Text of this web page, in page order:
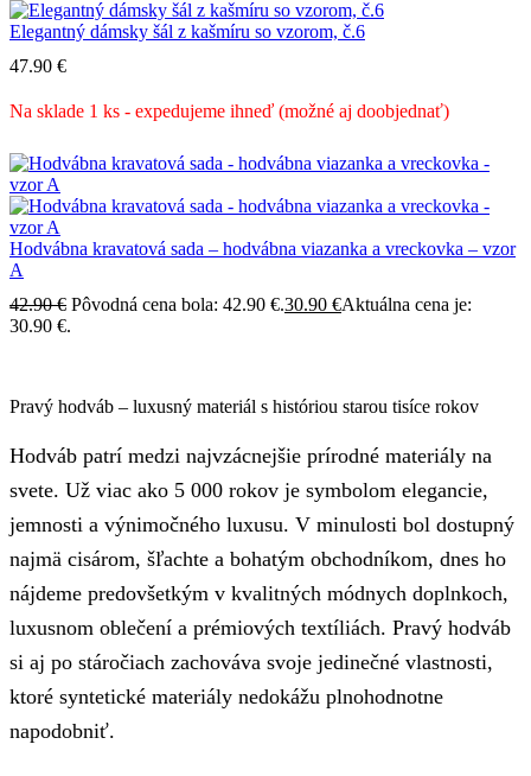
Elegantný dámsky šál z kašmíru so vzorom, č.6
47.90 €
Na sklade 1 ks - expedujeme ihneď (možné aj doobjednať)
Hodvábna kravatová sada – hodvábna viazanka a vreckovka – vzor
A
42.90€ Pôvodná cena bola: 42.90 €.30.90 €Aktuálna cena je:
30.90 €.
Pravý hodváb – luxusný materiál s históriou starou tisíce rokov
Hodváb patrí medzi najvzácnejšie prírodné materiály na
svete. Už viac ako 5 000 rokov je symbolom elegancie,
jemnosti a výnimočného luxusu. V minulosti bol dostupný
najmä cisárom, šľachte a bohatým obchodníkom, dnes ho
nájdeme predovšetkým v kvalitných módnych doplnkoch,
luxusnom oblečení a prémiových textíliách. Pravý hodváb
si aj po stáročiach zachováva svoje jedinečné vlastnosti,
ktoré syntetické materiály nedokážu plnohodnotne
napodobniť.